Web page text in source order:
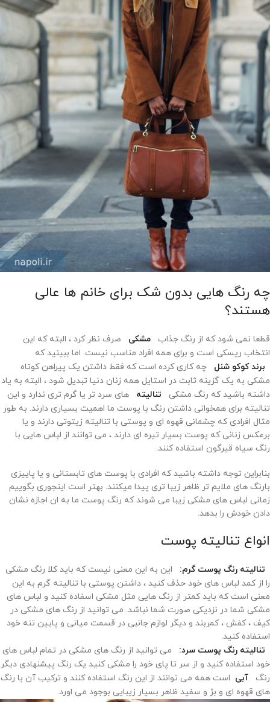
چه رنگ هایی بدون شک برای خانم ها عالی
هستند؟
قطعا نمی شود که از رنگ جذاب مشکی
صرف نظر کرد ، البته که این
انتخاب ریسکی است و برای همه افراد مناسب نیست. اما ببینید که
برند کوکو شنل
چه کاری کرده است که فقط داشتن یک پیراهن کوتاه
مشکی به یک گزینه ثابت در استایل همه زنان دنیا تبدیل شود ، البته به یاد
داشته باشید که رنگ مشکی
تنالیته
های سرد تر یا گرم تری ندارد و این
تنالیته برای همخوانی داشتن رنگ با پوست ما اهمیت بسیاری دارند. به طور
مثال افرادی که چشمانی قهوه ای و پوستی با تنالیته زیتوتی دارند و یا
برعکس زنانی که پوست بسیار تیره ای دارند ، می توانند از لباس هایی با
رنگ سیاه قیرگون استفاده کنند.
بنابراین توجه داشته باشید که افرادی با پوست های تابستانی و یا پاییزی
بارنگ های ملایم تر ظاهر زیبا تری پیدا میکنند. بهتر است اینجوری بگوییم
زمانی لباس های مشکی زیبا می شوند که رنگ پوست ما به ان اجازه نشان
دادن خودش را بدهد.
انواع تنالیته پوست
تنالیته رنگ پوست گرم:
این به این معنی نیست که باید کلا رنگ مشکی
را از کمد لباس های خود حذف کنید ، داشتن پوستی با تنالیته گرم به این
معنی است که باید کمتر از رنگ هایی مثل مشکی اسفاده کنید و لباس های
مشکی شما در نزدیکی صورت شما نباشد. می توانید از رنگ های مشکی در
کیف ، کفش ، کمربند و دیگر لوازم جانبی در قسمت میانی و پایین تنه خود
استفاده کنید.
تنالیته رنگ پوست سرد:
می توانید از رنگ های مشکی در تمام لباس های
خود استفاده کنید و از سر تا پای خود را مشکی کنید یک رنگ پیشنهادی دیگر
رنگ
آبی است همه می توانند از این رنگ استفاده کنند و ترکیب آن با رنگ
های قهوه ای و بژ و سفید ظاهر بسیار زیبایی بوجود می اورد.